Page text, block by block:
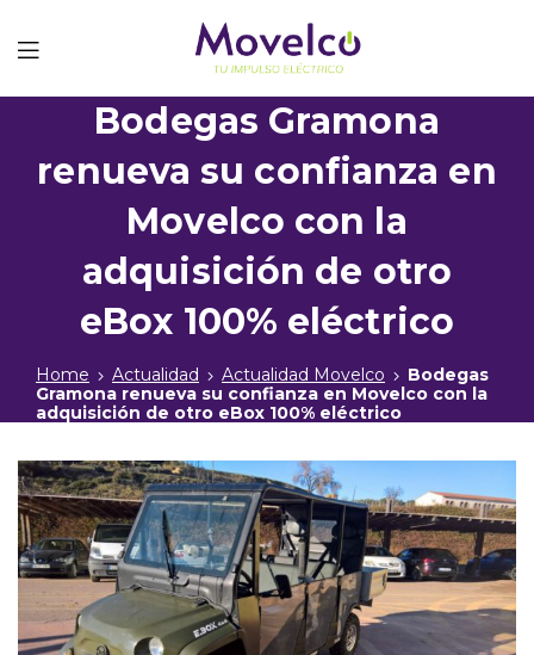
Movelco
Bodegas Gramona
renueva su confianza en
Movelco con la
adquisición de otro
eBox 100% eléctrico
Home Actualidad Actualidad Movelco
Bodegas
Gramona renueva su confianza en Movelco con la
adquisición de otro eBox 100% eléctrico